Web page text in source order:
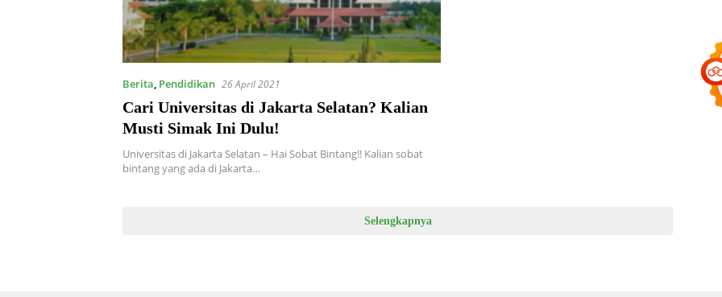
Berita, Pendidikan 26 April 2021
Cari Universitas di Jakarta Selatan? Kalian
Musti Simak Ini Dulu!
Universitas di Jakarta Selatan – Hai Sobat Bintang!! Kalian sobat
bintang yang ada di Jakarta…
Selengkapnya